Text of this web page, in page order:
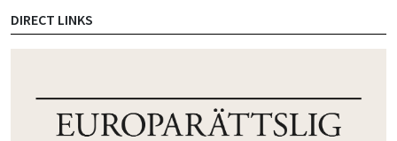
DIRECT LINKS